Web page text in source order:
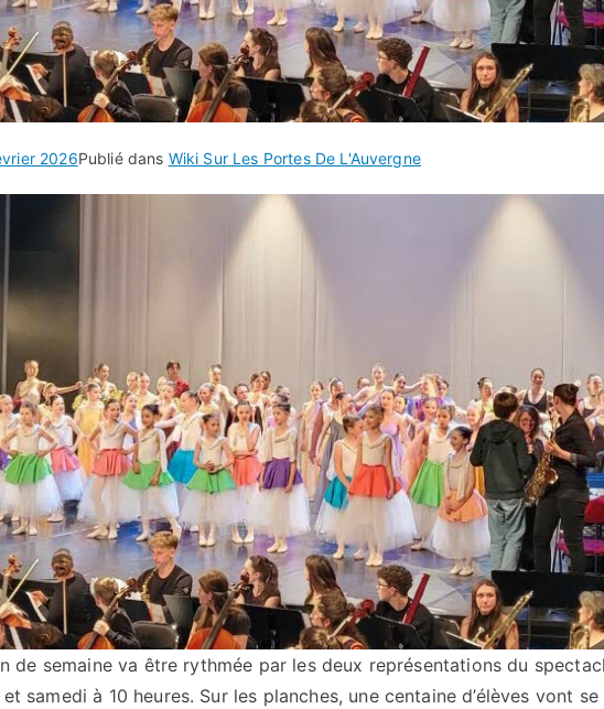
2026Publié dans Wiki Sur Les Portes De L'Auvergne
de semaine va être rythmée par les deux représentations du
samedi à 10 heures. Sur les planches, une centaine d’élèves vont se